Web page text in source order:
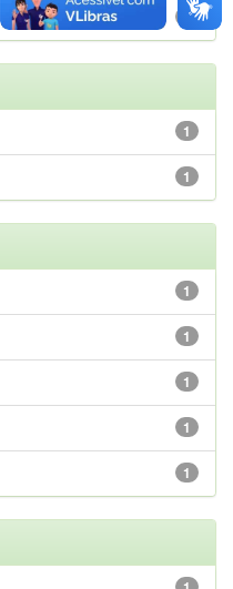
1
1
1
1
1
1
1
1